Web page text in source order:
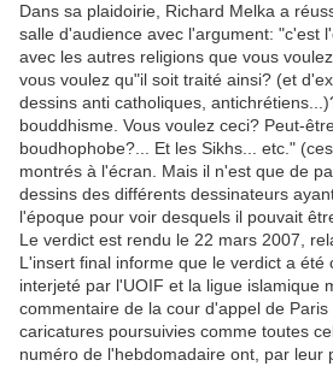
Dans sa plaidoirie, Richard Melka a
salle d'audience avec l'argument: "c'est
avec les autres religions que vous
vous voulez qu"il soit traité ainsi? (et
dessins anti catholiques,
bouddhisme. Vous voulez ceci? Peut-
boudhophobe?... Et les Sikhs... etc."
montrés à l'écran. Mais il n'est que de
dessins des différents dessinateurs
l'époque pour voir desquels il pouvait
Le verdict est rendu le 22 mars 2007,
L'insert final informe que le verdict a été
interjeté par l'UOIF et la ligue islamique
commentaire de la cour d'appel de
caricatures poursuivies comme toutes
numéro de l'hebdomadaire ont, par leur